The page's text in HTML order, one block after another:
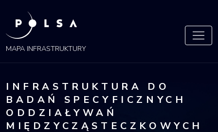
POLSA
MAPA
MAPA INFRASTRUKTURY
INFRASTRUKTURA DO
BADAŃ SPECYFICZNYCH
ODDZIAŁYWAŃ
MIĘDZYCZĄSTECZKOWYCH